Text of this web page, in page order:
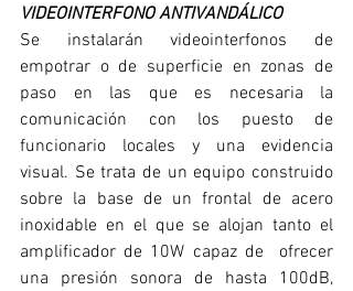
VIDEOINTERFONO ANTIVANDÁLICO
Se instalarán videointerfonos de
empotrar o de superficie en zonas de
paso en las que es necesaria la
comunicación con los puesto de
funcionario locales y una evidencia
visual. Se trata de un equipo construido
sobre la base de un frontal de acero
inoxidable en el que se alojan tanto el
amplificador de 10W capaz de  ofrecer
una presión sonora de hasta 100dB,